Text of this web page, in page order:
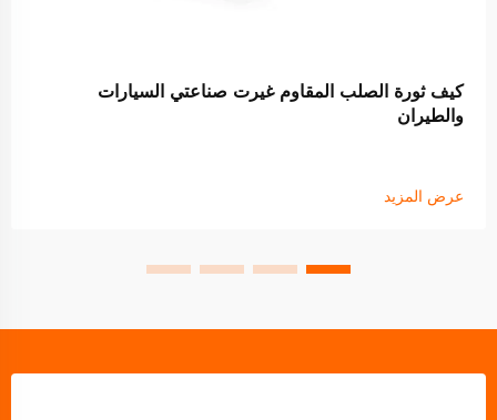
كيف ثورة الصلب المقاوم غيرت صناعتي السيارات
والطيران
عرض المزيد